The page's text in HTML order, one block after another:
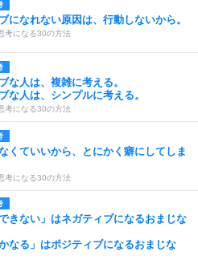
になれない原因は、行動しないから。
考になる30の方法
な人は、複雑に考える。
な人は、シンプルに考える。
考になる30の方法
くていいから、とにかく癖にしてしま
考になる30の方法
できない」はネガティブになるおまじな
かなる」はポジティブになるおまじな